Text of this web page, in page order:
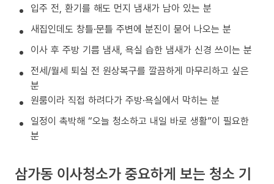
입주 전, 환기를 해도 먼지 냄새가 남아 있는 분
새집인데도 창틀·문틀 주변에 분진이 묻어 나오는 분
이사 후 주방 기름 냄새, 욕실 습한 냄새가 신경 쓰이는 분
전세/월세 퇴실 전 원상복구를 깔끔하게 마무리하고 싶은
분
원룸이라 직접 하려다가 주방·욕실에서 막히는 분
일정이 촉박해 “오늘 청소하고 내일 바로 생활”이 필요한
분
삼가동 이사청소가 중요하게 보는 청소 기